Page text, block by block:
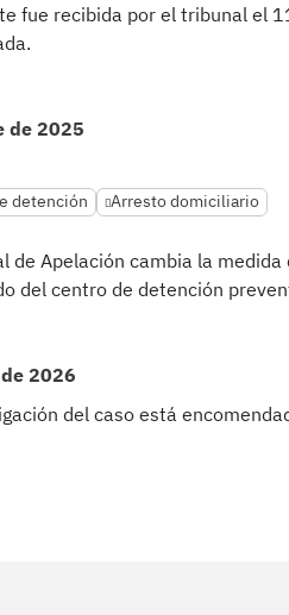
fue recibida por el tribunal el
de 2025
detención Arresto domiciliario
de Apelación cambia la
del centro de detención
2026
del caso está